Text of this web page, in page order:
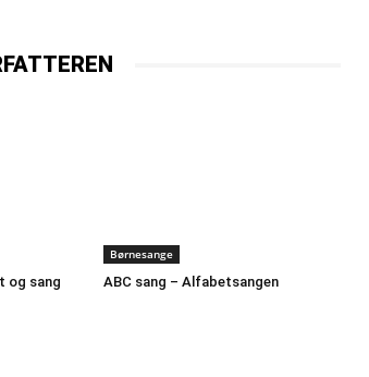
og sang
Børnesange
ABC sang – Alfabetsangen